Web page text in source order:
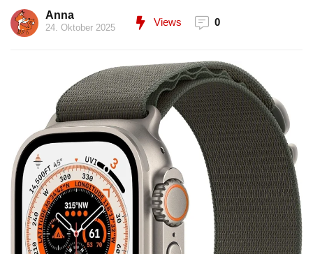
Anna
24. Oktober 2025 Views 0